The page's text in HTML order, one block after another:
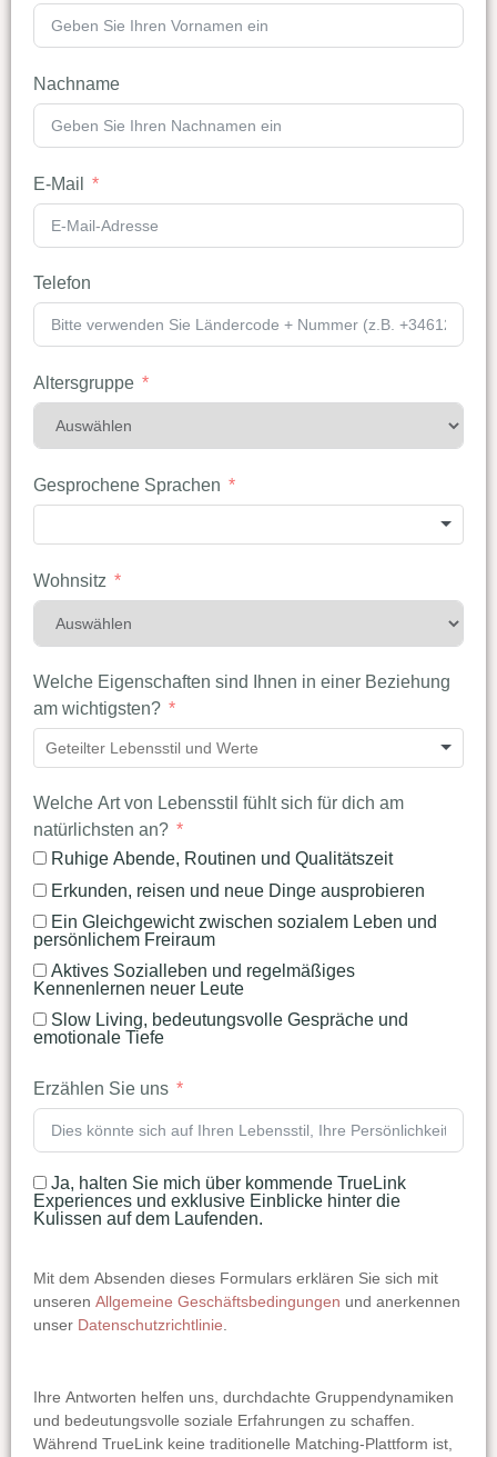
Nachname
E-Mail
Telefon
Altersgruppe
Gesprochene Sprachen
Wohnsitz
Welche Eigenschaften sind Ihnen in einer Beziehung
am wichtigsten?
Welche Art von Lebensstil fühlt sich für dich am
natürlichsten an?
Ruhige Abende, Routinen und Qualitätszeit
Erkunden, reisen und neue Dinge ausprobieren
Ein Gleichgewicht zwischen sozialem Leben und
persönlichem Freiraum
Aktives Sozialleben und regelmäßiges
Kennenlernen neuer Leute
Slow Living, bedeutungsvolle Gespräche und
emotionale Tiefe
Erzählen Sie uns
Ja, halten Sie mich über kommende TrueLink
Experiences und exklusive Einblicke hinter die
Kulissen auf dem Laufenden.
Mit dem Absenden dieses Formulars erklären Sie sich mit
unseren Allgemeine Geschäftsbedingungen und anerkennen
unser Datenschutzrichtlinie
Ihre Antworten helfen uns, durchdachte Gruppendynamiken
und bedeutungsvolle soziale Erfahrungen zu schaffen.
Während TrueLink keine traditionelle Matching-Plattform ist,